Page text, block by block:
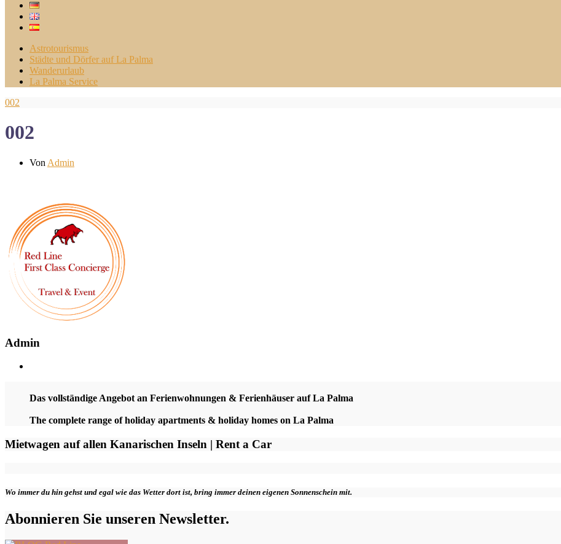
Astrotourismus
Städte und Dörfer auf La Palma
Wanderurlaub
La Palma Service
002
002
Von Admin
Admin
Das vollständige Angebot an Ferienwohnungen & Ferienhäuser auf La Palma
The complete range of holiday apartments & holiday homes on La Palma
Mietwagen auf allen Kanarischen Inseln | Rent a Car
Wo immer du hin gehst und egal wie das Wetter dort ist, bring immer deinen eigenen Sonnenschein mit.
Abonnieren Sie unseren Newsletter.